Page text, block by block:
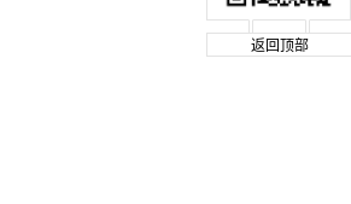
返回顶部